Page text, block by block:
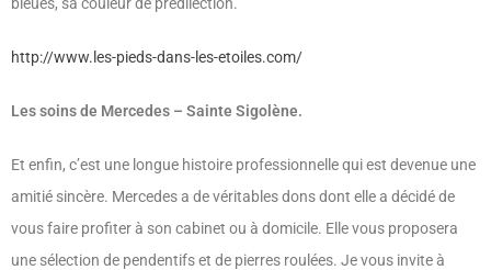
http://www.les-pieds-dans-les-etoiles.com/
Les soins de Mercedes – Sainte Sigolène.
Et enfin, c’est une longue histoire professionnelle qui est devenue une
amitié sincère. Mercedes a de véritables dons dont elle a décidé de
vous faire profiter à son cabinet ou à domicile. Elle vous proposera
une sélection de pendentifs et de pierres roulées. Je vous invite à